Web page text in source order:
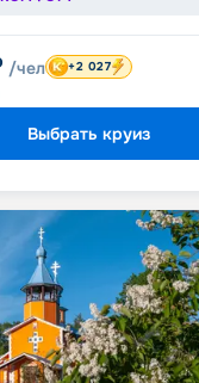
/чел +2 027
Выбрать круиз